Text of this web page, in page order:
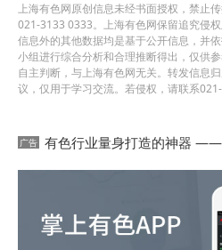
上海有色网原创信息未经书面授权，禁止
021-3133 0333。上海有色网保留追究侵
信息外的其他数据均是基于公开信息，并
小组进行综合分析和合理推断得出，仅供
自主判断，与上海有色网无关。转发信息
议，仅用于学习交流。若侵权，请联系
有色行业量身打造的神器 ——